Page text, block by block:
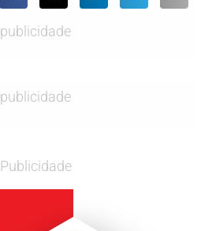
publicidade
publicidade
Publicidade